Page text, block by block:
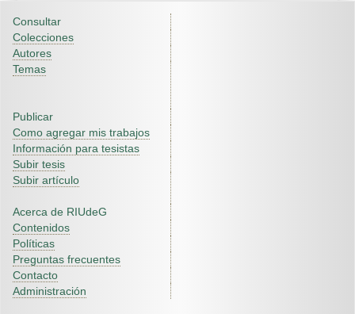
Consultar
Colecciones
Autores
Temas
Publicar
Como agregar mis trabajos
Información para tesistas
Subir tesis
Subir artículo
Acerca de RIUdeG
Contenidos
Políticas
Preguntas frecuentes
Contacto
Administración